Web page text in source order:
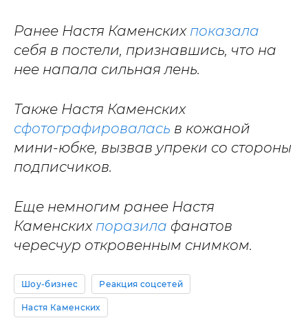
Ранее Настя Каменских показала
себя в постели, признавшись, что на
нее напала сильная лень.
Также Настя Каменских
сфотографировалась в кожаной
мини-юбке, вызвав упреки со стороны
подписчиков.
Еще немногим ранее Настя
Каменских поразила фанатов
чересчур откровенным снимком.
Шоу-бизнес Реакция соцсетей
Настя Каменских